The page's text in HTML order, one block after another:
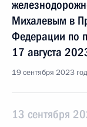
Михалевым в
Федерации по
17 августа
19 сентября 2023
13 сентября